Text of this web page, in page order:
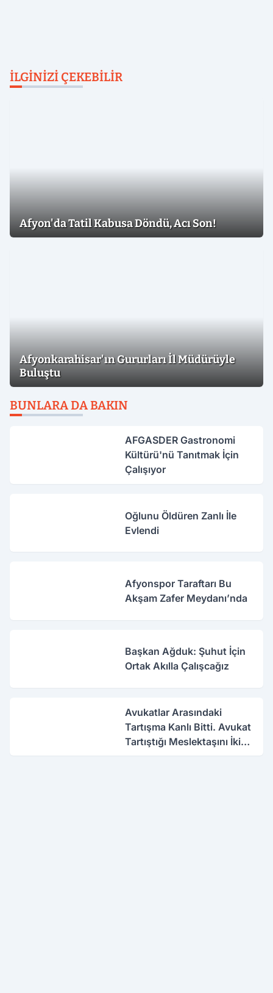
İLGINIZI ÇEKEBILIR
Afyon'da Tatil Kabusa Döndü, Acı Son!
Afyonkarahisar'ın Gururları İl Müdürüyle
Buluştu
BUNLARA DA BAKIN
AFGASDER Gastronomi
Kültürü'nü Tanıtmak İçin
Çalışıyor
Oğlunu Öldüren Zanlı İle
Evlendi
Afyonspor Taraftarı Bu
Akşam Zafer Meydanı’nda
Başkan Ağduk: Şuhut İçin
Ortak Akılla Çalışcağız
Avukatlar Arasındaki
Tartışma Kanlı Bitti. Avukat
Tartıştığı Meslektaşını İki